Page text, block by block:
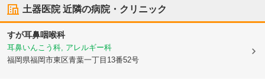
土器医院近隣の病院・クリニック
すが耳鼻咽喉科
耳鼻いんこう科, アレルギー科
福岡県福岡市東区青葉一丁目13番52号